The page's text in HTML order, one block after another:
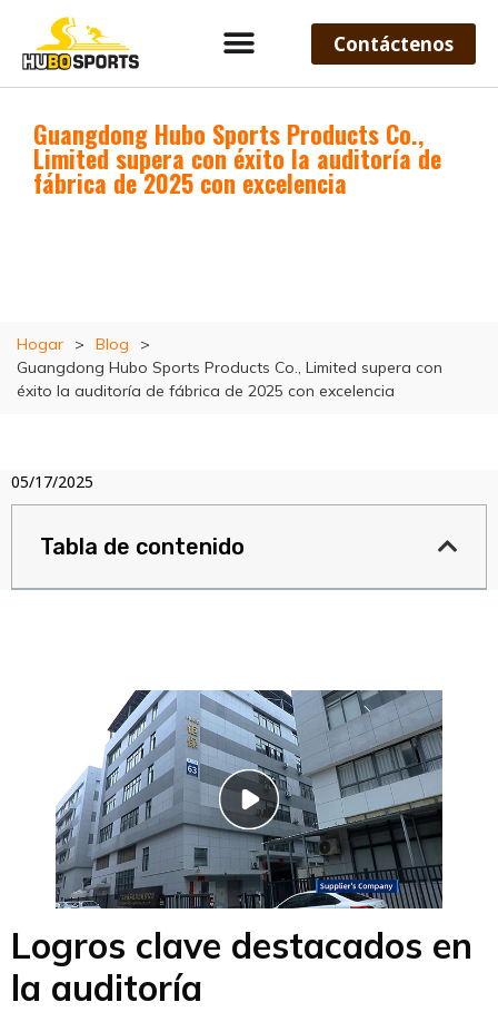
Contáctenos
Guangdong Hubo Sports Products Co.,
Limited supera con éxito la auditoría de
fábrica de 2025 con excelencia
Hogar > Blog
>
Guangdong Hubo Sports Products Co., Limited supera con
éxito la auditoría de fábrica de 2025 con excelencia
05/17/2025
Tabla de contenido
Logros clave destacados en
la auditoría